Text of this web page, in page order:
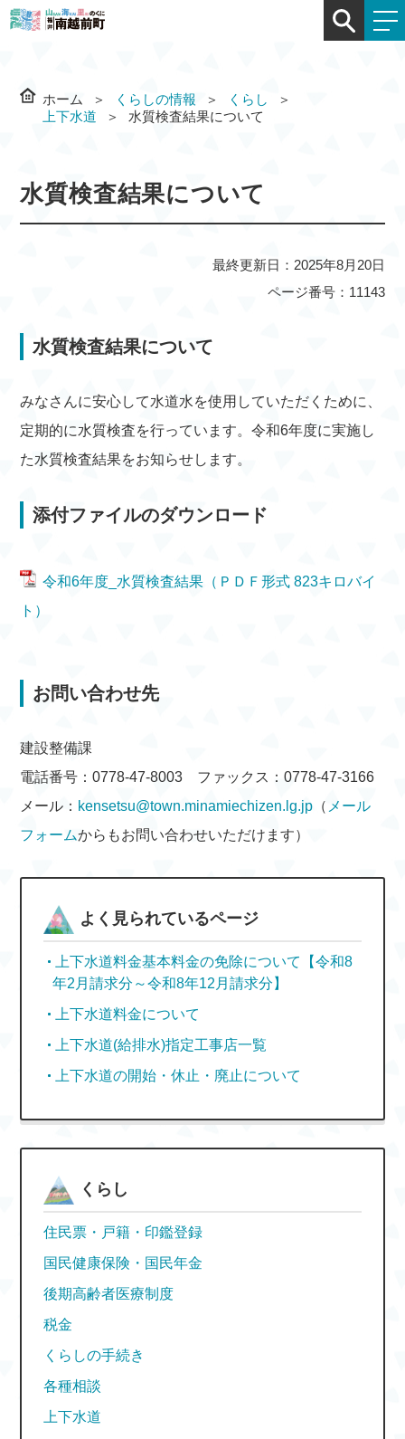
ホーム くらしの情報
くらし
上下水道
水質検査結果について
水質検査結果について
最終更新日：2025年8月20日
ページ番号：11143
水質検査結果について
みなさんに安心して水道水を使用していただくために、
定期的に水質検査を行っています。令和6年度に実施し
た水質検査結果をお知らせします。
添付ファイルのダウンロード
令和6年度_水質検査結果（ＰＤＦ形式 823キロバイ
ト）
お問い合わせ先
建設整備課
電話番号：0778-47-8003 ファックス：0778-47-3166
メール： kensetsu@town.minamiechizen.lg.jp （ メール
フォームからもお問い合わせいただけます）
よく見られているページ
上下水道料金基本料金の免除について【令和8
年2月請求分～令和8年12月請求分】
上下水道料金について
上下水道(給排水)指定工事店一覧
上下水道の開始・休止・廃止について
くらし
住民票・戸籍・印鑑登録
国民健康保険・国民年金
後期高齢者医療制度
税金
くらしの手続き
各種相談
上下水道